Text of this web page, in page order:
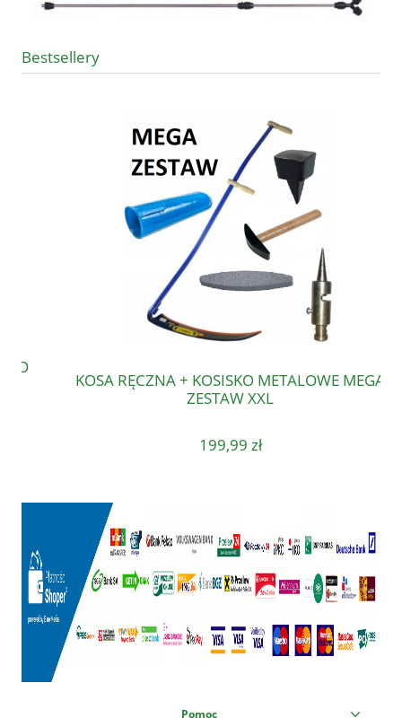
Bestsellery
KOSA RĘCZNA + KOSISKO METALOWE MEGA
ZESTAW XXL
199,99 zł
Pomoc